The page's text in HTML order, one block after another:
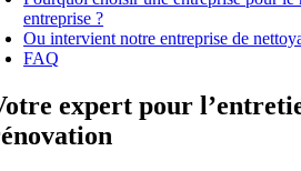
entreprise ?
Ou intervient notre entreprise de
FAQ
expert pour